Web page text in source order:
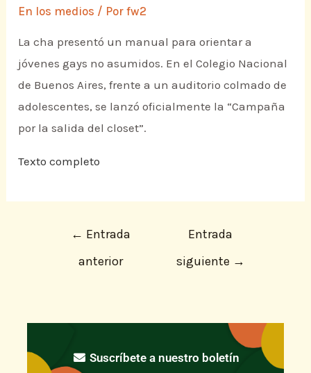
En los medios / Porfw2
La cha presentó un manual para orientar a
jóvenes gays no asumidos. En el Colegio Nacional
de Buenos Aires, frente a un auditorio colmado de
adolescentes, se lanzó oficialmente la “Campaña
por la salida del closet”.
Texto completo
← Entrada
anterior
Entrada
siguiente →
Suscríbete a nuestro boletín